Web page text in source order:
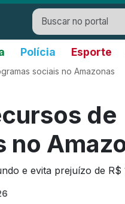
Polícia Esporte
sociais no Amazonas
de
no
e evita prejuízo de R$